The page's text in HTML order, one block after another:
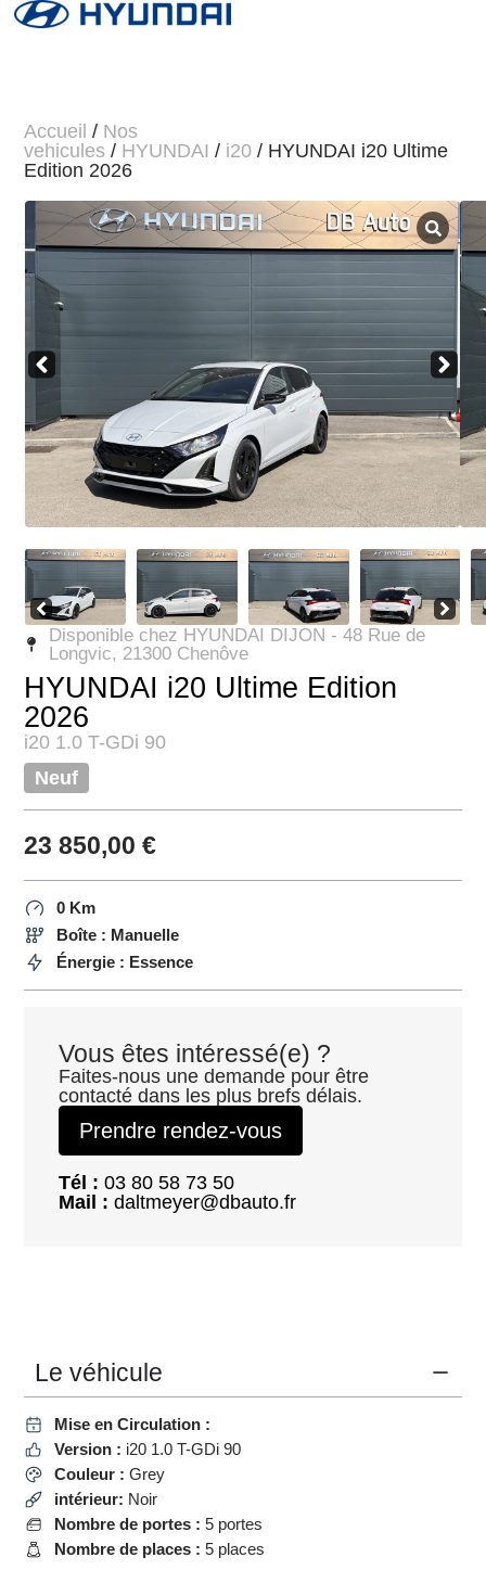
Accueil / Nos
vehicules / HYUNDAI / i20 / HYUNDAI i20 Ultime
Edition 2026
Disponible chez HYUNDAI DIJON - 48 Rue de
Longvic, 21300 Chenôve
HYUNDAI i20 Ultime Edition
2026
i20 1.0 T-GDi 90
Neuf
23 850,00€
0 Km
Boîte : Manuelle
Énergie : Essence
Vous êtes intéressé(e) ?
Faites-nous une demande pour être
contacté dans les plus brefs délais.
Prendre rendez-vous
Tél : 03 80 58 73 50
Mail : daltmeyer@dbauto.fr
Le véhicule
Mise en Circulation :
Version : i20 1.0 T-GDi 90
Couleur : Grey
intérieur: Noir
Nombre de portes : 5 portes
Nombre de places : 5 places